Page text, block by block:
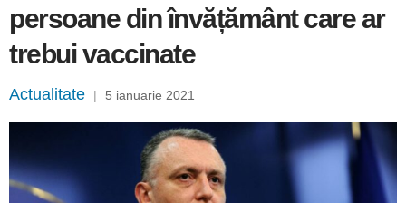
persoane din învățământ care ar
trebui vaccinate
Actualitate | 5 ianuarie 2021